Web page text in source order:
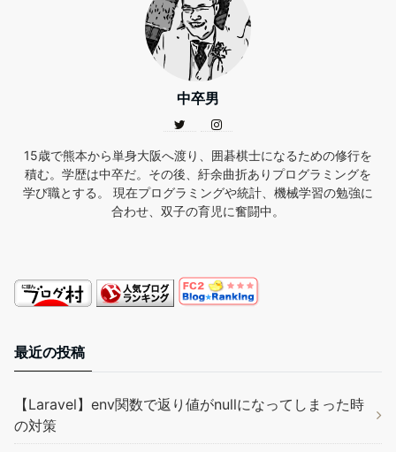
中卒男
15歳で熊本から単身大阪へ渡り、囲碁棋士になるための修行を
積む。学歴は中卒だ。その後、紆余曲折ありプログラミングを
学び職とする。 現在プログラミングや統計、機械学習の勉強に
合わせ、双子の育児に奮闘中。
最近の投稿
【Laravel】env関数で返り値がnullになってしまった時
の対策